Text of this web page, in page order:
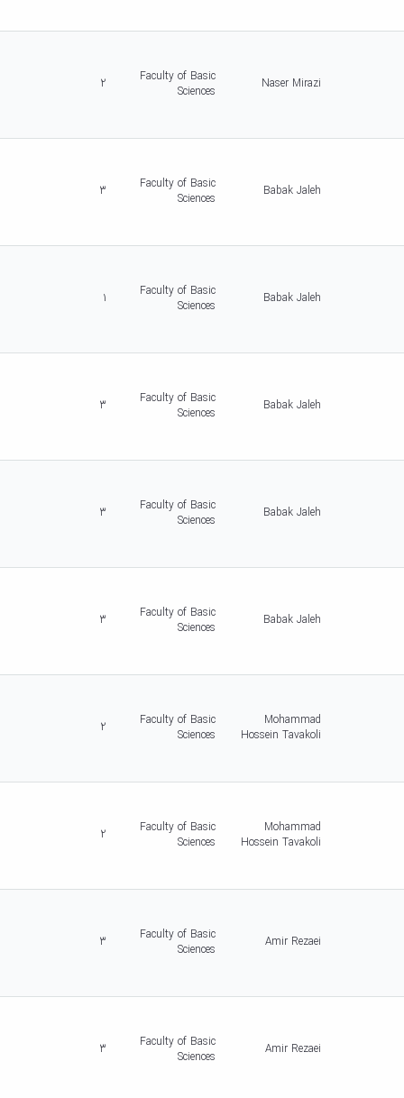
Naser Mirazi
Faculty of Basic
Sciences
2
Babak Jaleh
Faculty of Basic
Sciences
3
Babak Jaleh
Faculty of Basic
Sciences
1
Babak Jaleh
Faculty of Basic
Sciences
3
Babak Jaleh
Faculty of Basic
Sciences
3
Babak Jaleh
Faculty of Basic
Sciences
3
Mohammad
Hossein Tavakoli
Faculty of Basic
Sciences
2
Mohammad
Hossein Tavakoli
Faculty of Basic
Sciences
2
Amir Rezaei
Faculty of Basic
Sciences
3
Amir Rezaei
Faculty of Basic
Sciences
3